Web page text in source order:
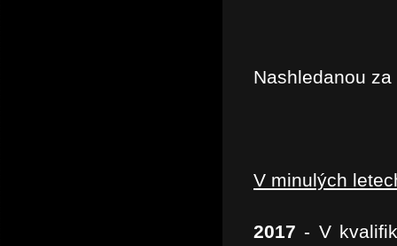
Nashledanou
V minulých
2017 - V